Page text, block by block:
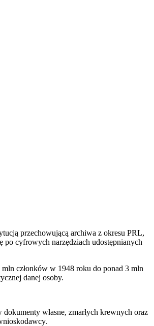
przechowującą archiwa z okresu PRL,
po cyfrowych narzędziach udostępnianych
członków w 1948 roku do ponad 3 mln
danej osoby.
własne, zmarłych krewnych oraz